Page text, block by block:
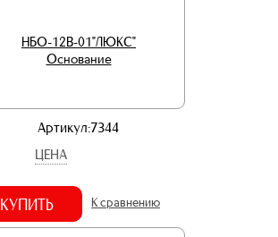
НБО-12В-01"ЛЮКС"
Основание
Артикул:7344
ЦЕНА
КУПИТЬ К сравнению